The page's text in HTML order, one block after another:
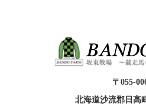
〒055-
北海道沙流郡日高